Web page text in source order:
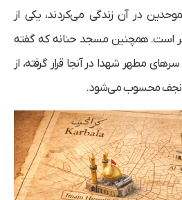
در آن زندگی می‌کردند، یکی از
است. همچنین مسجد حنانه که گفته
مطهر شهدا در آنجا قرار گرفته، از
نجف محسوب می‌شود.